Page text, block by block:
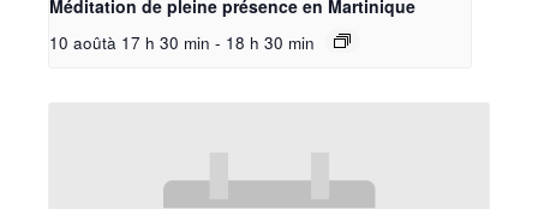
Méditation de pleine présence en Martinique
10 aoûtà 17 h 30 min - 18 h 30 min